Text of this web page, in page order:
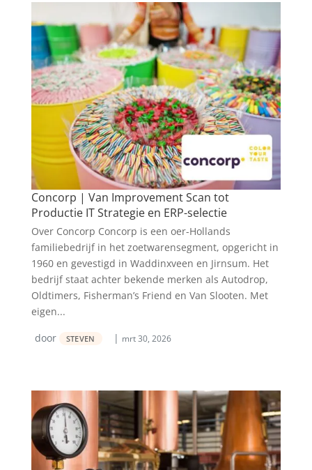
Concorp | Van Improvement Scan tot
Productie IT Strategie en ERP-selectie
door STEVEN | mrt 30, 2026
Over Concorp Concorp is een oer-Hollands
familiebedrijf in het zoetwarensegment, opgericht in
1960 en gevestigd in Waddinxveen en Jirnsum. Het
bedrijf staat achter bekende merken als Autodrop,
Oldtimers, Fisherman’s Friend en Van Slooten. Met
eigen...